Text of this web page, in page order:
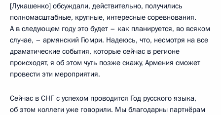
[Лукашенко] обсуждали, действительно, получились
полномасштабные, крупные, интересные соревнования.
А в следующем году это будет – как планируется, во всяком
случае, – армянский Гюмри. Надеюсь, что, несмотря на все
драматические события, которые сейчас в регионе
происходят, я об этом чуть позже скажу, Армения сможет
провести эти мероприятия.
Сейчас в СНГ с успехом проводится Год русского языка,
об этом коллеги уже говорили. Мы благодарны партнёрам